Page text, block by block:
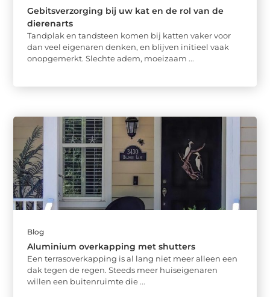
Gebitsverzorging bij uw kat en de rol van de
dierenarts
Tandplak en tandsteen komen bij katten vaker voor
dan veel eigenaren denken, en blijven initieel vaak
onopgemerkt. Slechte adem, moeizaam ...
Blog
Aluminium overkapping met shutters
Een terrasoverkapping is al lang niet meer alleen een
dak tegen de regen. Steeds meer huiseigenaren
willen een buitenruimte die ...